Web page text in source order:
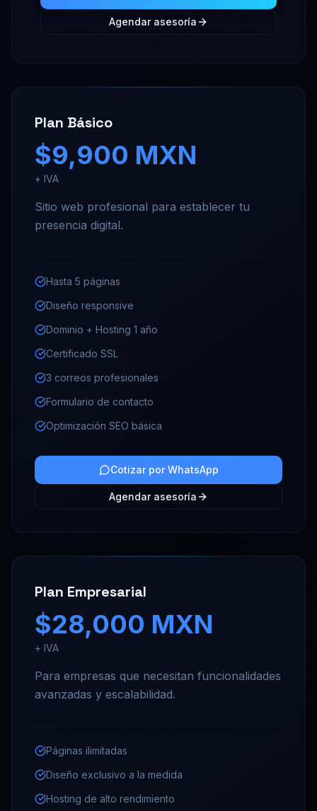
Plan Básico
$9,900 MXN
+ IVA
Sitio web profesional para establecer tu
presencia digital.
Hasta 5 páginas
Diseño responsive
Dominio + Hosting 1 año
Certificado SSL
3 correos profesionales
Formulario de contacto
Optimización SEO básica
Cotizar por WhatsApp
Agendar asesoría
Agendar asesoría
Plan Empresarial
$28,000 MXN
+ IVA
Para empresas que necesitan funcionalidades
avanzadas y escalabilidad.
Páginas ilimitadas
Diseño exclusivo a la medida
Hosting de alto rendimiento